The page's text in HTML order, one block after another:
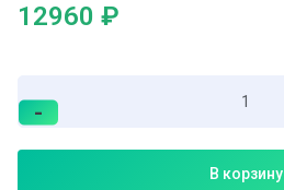
12960 ₽
-
В корзину